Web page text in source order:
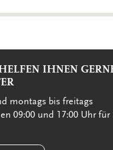
IHNEN
montags bis freitags
09:00 und 17:00 Uhr für